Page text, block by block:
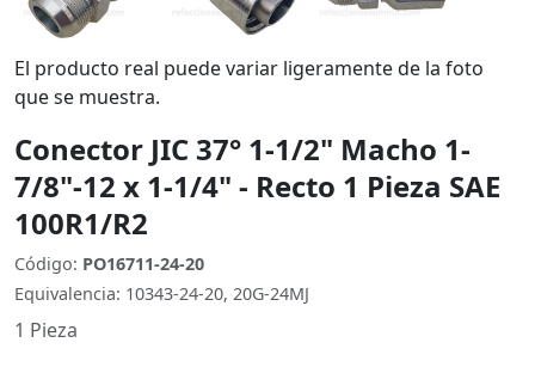
El producto real puede variar ligeramente de la foto
que se muestra.
Conector JIC 37° 1-1/2" Macho 1-
7/8"-12 x 1-1/4" - Recto 1 Pieza SAE
100R1/R2
Código: PO16711-24-20
Equivalencia: 10343-24-20, 20G-24MJ
1 Pieza